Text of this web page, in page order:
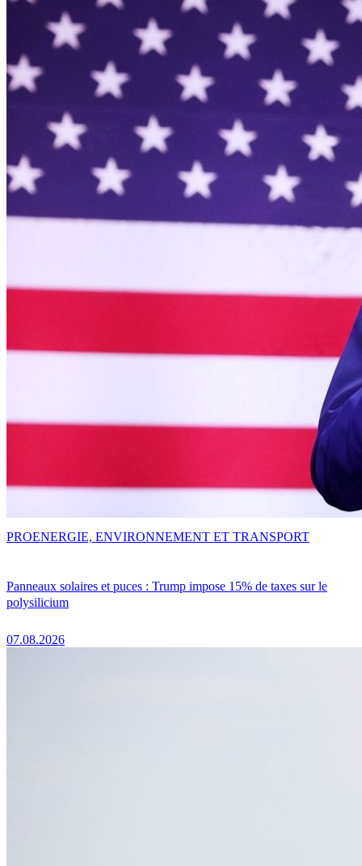
Panneaux solaires et puces : Trump impose 15% de taxes sur le
polysilicium
07.08.2026
PROENERGIE, ENVIRONNEMENT ET TRANSPORT